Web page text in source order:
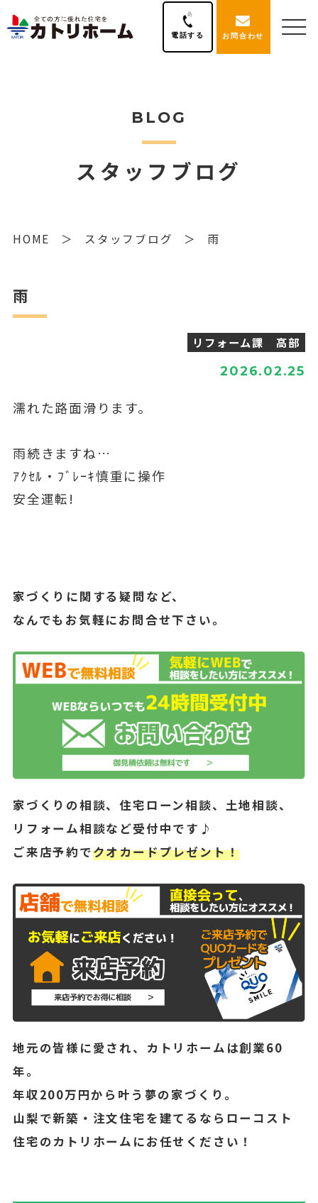
電話する お問合わせ
BLOG
スタッフブログ
HOME スタッフブログ 雨
雨
リフォーム課 高部
2026.02.25
濡れた路面滑ります。
雨続きますね…
ｱｸｾﾙ・ﾌﾞﾚｰｷ慎重に操作
安全運転!
家づくりに関する疑問など、
なんでもお気軽にお問合せ下さい。
家づくりの相談、住宅ローン相談、土地相談、
リフォーム相談など受付中です♪
ご来店予約でクオカードプレゼント！
地元の皆様に愛され、カトリホームは創業60
年。
年収200万円から叶う夢の家づくり。
山梨で新築・注文住宅を建てるならローコスト
住宅のカトリホームにお任せください！